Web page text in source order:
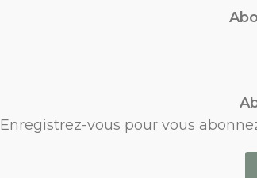
Enregistrez-vous pour vous